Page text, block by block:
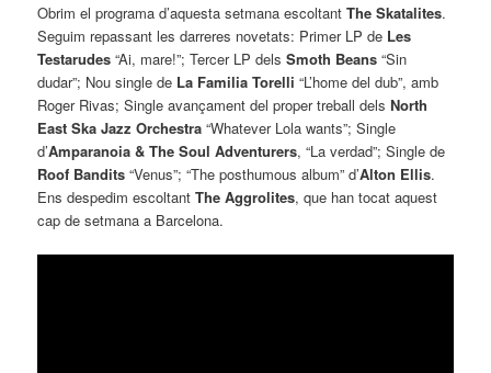
Obrim el programa d’aquesta setmana escoltantThe Skatalites.
Seguim repassant les darreres novetats: Primer LP de Les
Testarudes “Ai, mare!”; Tercer LP delsSmoth Beans “Sin
dudar”; Nou single de La Familia Torelli “L’home del dub”, amb
Roger Rivas; Single avançament del proper treball delsNorth
East Ska Jazz Orchestra “Whatever Lola wants”; Single
d’Amparanoia & The Soul Adventurers, “La verdad”; Single de
Roof Bandits “Venus”; “The posthumous album” d’Alton Ellis.
Ens despedim escoltantThe Aggrolites, que han tocat aquest
cap de setmana a Barcelona.